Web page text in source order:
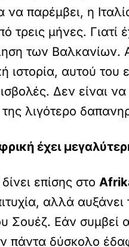
να παρέμβει, η
τρεις μήνες. Γιατί
των Βαλκανίων.
ιστορία, αυτού του
Δεν είναι
λιγότερο
έχει
επίσης στο
αλλά
Σουέζ. Εάν συμβεί
πάντα δύσκολο